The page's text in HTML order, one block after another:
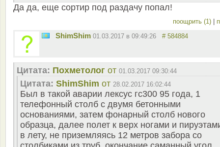
Да да, еще сортир под раздачу попал!
поощрить (1)
ShimShim 01.03.2017 в 09:49:26 # 584884
Цитата: Похметолог от 01.03.2017 09:30:44
Цитата: ShimShim от 28.02.2017 16:02:44
Был в такой аварии лексус гс300 95 года, 1
телефонный столб с двумя бетонными
основаниями, затем фонарный столб нового
образца, далее полет к верх ногами и
в лету, не приземляясь 12 метров забора со